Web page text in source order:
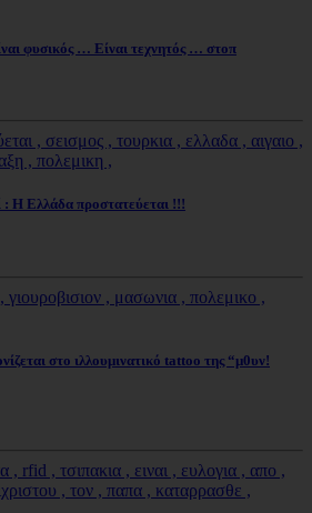
φυσικός … Είναι τεχνητός … στοπ
Η Ελλάδα προστατεύεται !!!
στο ιλλουμινατικό tattoo της “μ0υν!